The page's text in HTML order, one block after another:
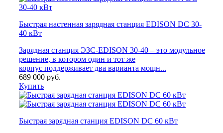
Быстрая настенная зарядная станция EDISON DC 30-
40 кВт
Зарядная станция ЭЗС-EDISON 30-40 – это модульное
решение, в котором один и тот же
корпус поддерживает два варианта мощн...
689 000 руб.
Купить
Быстрая зарядная станция EDISON DC 60 кВт